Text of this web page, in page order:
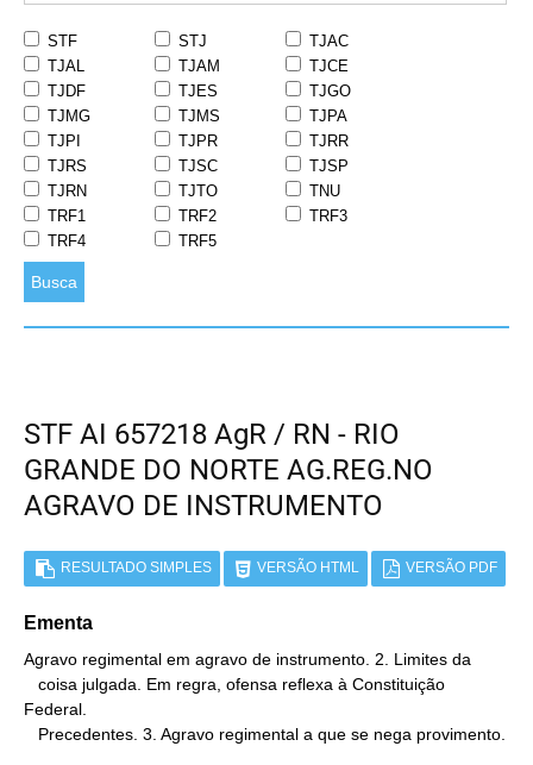
STF STJ
TJAC
TJAL
TJAM
TJCE
TJDF
TJES
TJGO
TJMG
TJMS
TJPA
TJPI
TJPR
TJRR
TJRS
TJSC
TJSP
TJRN
TJTO
TNU
TRF1
TRF2
TRF3
TRF4
TRF5
Busca
STF AI 657218 AgR / RN - RIO
GRANDE DO NORTE AG.REG.NO
AGRAVO DE INSTRUMENTO
RESULTADO SIMPLES VERSÃO HTML VERSÃO PDF
Ementa
Agravo regimental em agravo de instrumento. 2. Limites da
Federal.
   Precedentes. 3. Agravo regimental a que se nega provimento.